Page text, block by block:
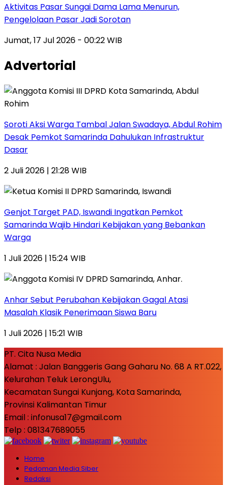
Aktivitas Pasar Sungai Dama Lama Menurun,
Pengelolaan Pasar Jadi Sorotan
Jumat, 17 Jul 2026 - 00:22 WIB
Advertorial
Soroti Aksi Warga Tambal Jalan Swadaya, Abdul Rohim
Desak Pemkot Samarinda Dahulukan Infrastruktur
Dasar
2 Juli 2026 | 21:28 WIB
Genjot Target PAD, Iswandi Ingatkan Pemkot
Samarinda Wajib Hindari Kebijakan yang Bebankan
Warga
1 Juli 2026 | 15:24 WIB
Anhar Sebut Perubahan Kebijakan Gagal Atasi
Masalah Klasik Penerimaan Siswa Baru
1 Juli 2026 | 15:21 WIB
PT. Cita Nusa Media
Alamat : Jalan Banggeris Gang Gaharu No. 68 A RT.022,
Kelurahan Teluk LerongUlu,
Kecamatan Sungai Kunjang, Kota Samarinda,
Provinsi Kalimantan Timur
Email : infonusa17@gmail.com
Telp : 081347689055
Home
Pedoman Media Siber
Redaksi